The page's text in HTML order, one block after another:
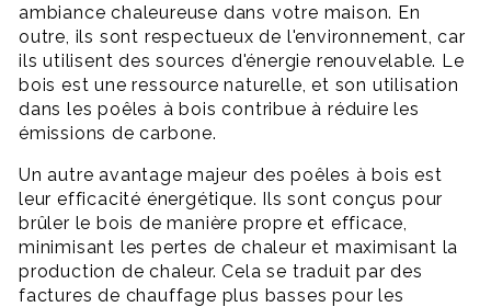
ambiance chaleureuse dans votre maison. En
outre, ils sont respectueux de l'environnement, car
ils utilisent des sources d'énergie renouvelable. Le
bois est une ressource naturelle, et son utilisation
dans les poêles à bois contribue à réduire les
émissions de carbone.
Un autre avantage majeur des poêles à bois est
leur efficacité énergétique. Ils sont conçus pour
brûler le bois de manière propre et efficace,
minimisant les pertes de chaleur et maximisant la
production de chaleur. Cela se traduit par des
factures de chauffage plus basses pour les